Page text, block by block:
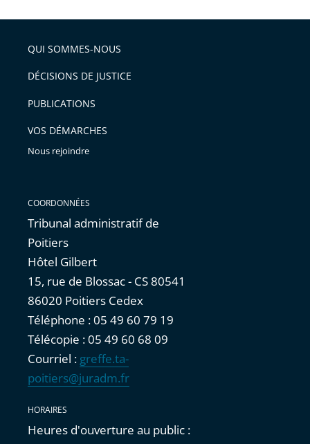
arriver
après
l'article
pour
avant
QUI SOMMES-NOUS
DÉCISIONS DE JUSTICE
PUBLICATIONS
VOS DÉMARCHES
Nous rejoindre
COORDONNÉES
Tribunal administratif de
Poitiers
Hôtel Gilbert
15, rue de Blossac - CS 80541
86020 Poitiers Cedex
Téléphone : 05 49 60 79 19
Télécopie : 05 49 60 68 09
Courriel : greffe.ta-
poitiers@juradm.fr
HORAIRES
Heures d'ouverture au public :